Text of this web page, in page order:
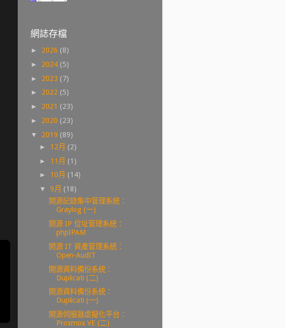
網誌存檔
► 2026 (8)
► 2024 (5)
► 2023 (7)
► 2022 (5)
► 2021 (23)
► 2020 (23)
▼ 2019 (89)
► 12月 (2)
► 11月 (1)
► 10月 (14)
▼9月 (18)
開源記錄集中管理系統：
Graylog (一)
開源 IP 位址管理系統：
phpIPAM
開源 IT 資產管理系統：
Open-AudIT
開源資料備份系統：
Duplicati (二)
開源資料備份系統：
Duplicati (一)
開源伺服器虛擬化平台：
Proxmox VE (二)